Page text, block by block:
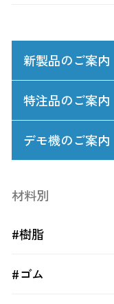
新製品のご案内
特注品のご案内
デモ機のご案内
材料別
#樹脂
#ゴム